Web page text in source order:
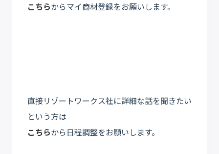
こちらからマイ商材登録をお願いします。
直接リゾートワークス社に詳細な話を聞きたい
という方は
こちらから日程調整をお願いします。